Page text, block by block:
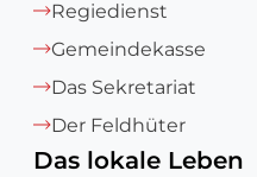
Regiedienst
Gemeindekasse
Das Sekretariat
Der Feldhüter
Das lokale Leben